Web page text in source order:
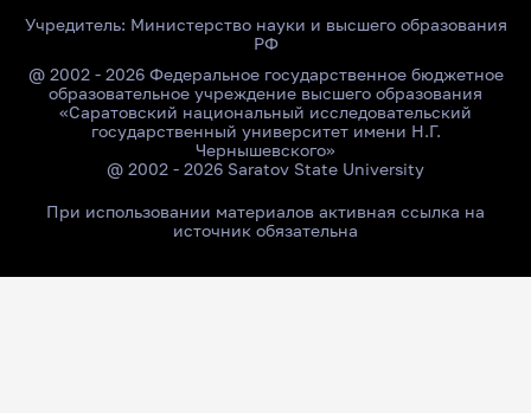
Учредитель: Министерство науки и высшего образования
РФ
@ 2002 - 2026 Федеральное государственное бюджетное
образовательное учреждение высшего образования
«Саратовский национальный исследовательский
государственный университет имени Н.Г.
Чернышевского»
@ 2002 - 2026 Saratov State University
При использовании материалов активная ссылка на
источник обязательна